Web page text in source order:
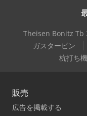
Theisen Bonitz Tb
ガスタービン
杭打ち機
販売
広告を掲載する